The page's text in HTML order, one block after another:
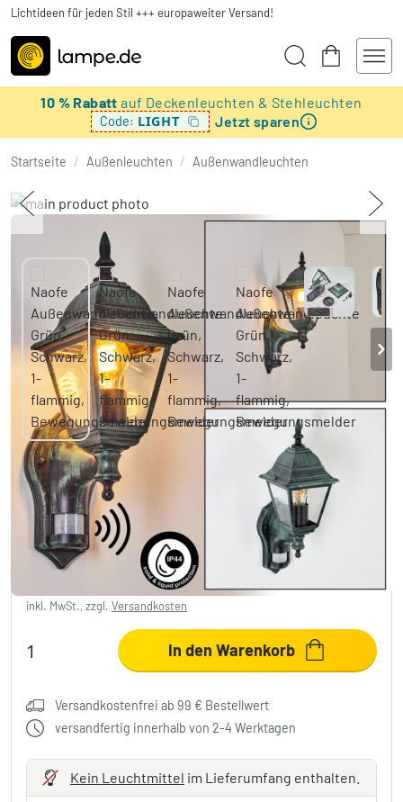
Lichtideen für jeden Stil +++ europaweiter Versand!
10 % Rabattauf Deckenleuchten & Stehleuchten
Code: LIGHT Jetzt sparen
Startseite / Außenleuchten / Außenwandleuchten
Naofe Außenwandleuchte Grün, Schwarz, 1-
flammig, Bewegungsmelder
-42% 39,99 €
UVP:69,99 €
inkl. MwSt., zzgl. Versandkosten
In den Warenkorb
Versandkostenfrei ab 99 € Bestellwert
versandfertig innerhalb von 2-4 Werktagen
Kein Leuchtmittel im Lieferumfang enthalten.